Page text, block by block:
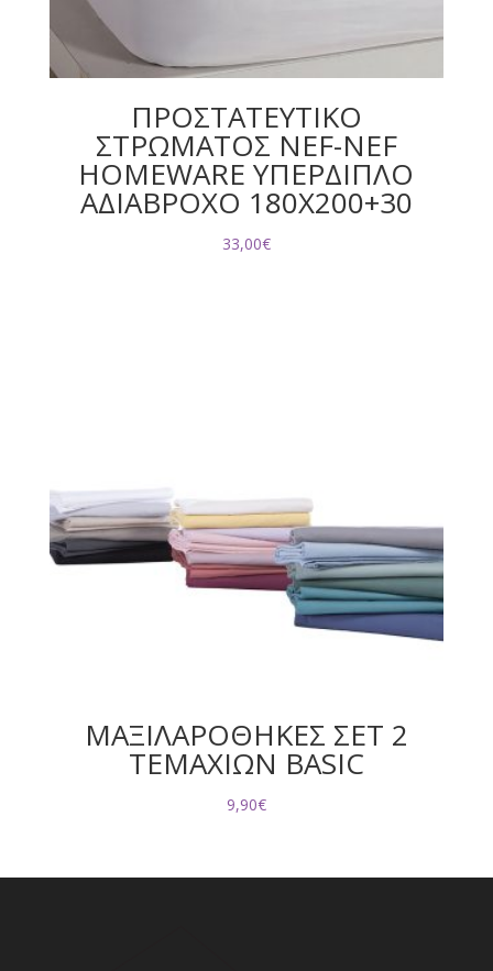
ΠΡΟΣΤΑΤΕΥΤΙΚΟ
ΣΤΡΩΜΑΤΟΣ NEF-NEF
HOMEWARE ΥΠΕΡΔΙΠΛΟ
ΑΔΙΑΒΡΟΧΟ 180X200+30
33,00€
ΜΑΞΙΛΑΡΟΘΗΚΕΣ ΣΕΤ 2
ΤΕΜΑΧΙΩΝ BASIC
9,90€